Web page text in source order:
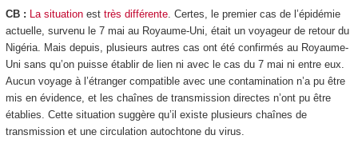
CB : La situationest très différente. Certes, le premier cas de l’épidémie
actuelle, survenu le 7 mai au Royaume-Uni, était un voyageur de retour du
Nigéria. Mais depuis, plusieurs autres cas ont été confirmés au Royaume-
Uni sans qu’on puisse établir de lien ni avec le cas du 7 mai ni entre eux.
Aucun voyage à l’étranger compatible avec une contamination n’a pu être
mis en évidence, et les chaînes de transmission directes n’ont pu être
établies. Cette situation suggère qu’il existe plusieurs chaînes de
transmission et une circulation autochtone du virus.